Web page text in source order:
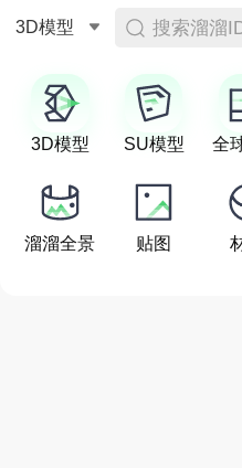
3D模型 搜索溜溜
3D模型 SU模型 全
溜溜全景 贴图